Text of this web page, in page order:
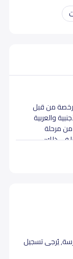
من قبل
والعربية
من مرحلة
من 14 جنسية بما في ذلك:
واللبنانية
الفرنسية،
مشترك
لافتة حول
يُرجى تسجيل